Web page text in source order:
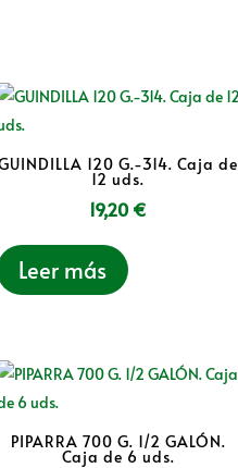
120 G.-314. Caja de
12 uds.
19,20 €
Leer más
PIPARRA 700 G. 1/2 GALÓN.
Caja de 6 uds.